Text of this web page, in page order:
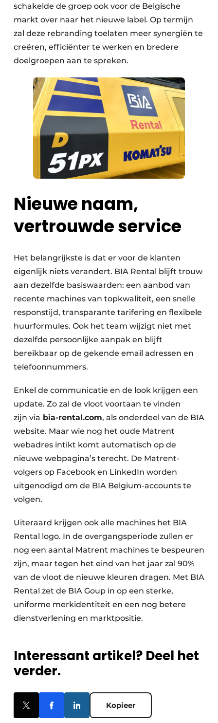
schakelde de groep ook voor de Belgische
markt over naar het nieuwe label. Op termijn
zal deze rebranding toelaten meer synergiën te
creëren, efficiënter te werken en bredere
doelgroepen aan te spreken.
Nieuwe naam,
vertrouwde service
Het belangrijkste is dat er voor de klanten
eigenlijk niets verandert. BIA Rental blijft trouw
aan dezelfde basiswaarden: een aanbod van
recente machines van topkwaliteit, een snelle
responstijd, transparante tarifering en flexibele
huurformules. Ook het team wijzigt niet met
dezelfde persoonlijke aanpak en blijft
bereikbaar op de gekende email adressen en
telefoonnummers.
Enkel de communicatie en de look krijgen een
update. Zo zal de vloot voortaan te vinden
zijn via bia-rental.com, als onderdeel van de BIA
website. Maar wie nog het oude Matrent
webadres intikt komt automatisch op de
nieuwe webpagina’s terecht. De Matrent-
volgers op Facebook en LinkedIn worden
uitgenodigd om de BIA Belgium-accounts te
volgen.
Uiteraard krijgen ook alle machines het BIA
Rental logo. In de overgangsperiode zullen er
nog een aantal Matrent machines te bespeuren
zijn, maar tegen het eind van het jaar zal 90%
van de vloot de nieuwe kleuren dragen. Met BIA
Rental zet de BIA Goup in op een sterke,
uniforme merkidentiteit en een nog betere
dienstverlening en marktpositie.
Interessant artikel? Deel het
verder.
Kopieer